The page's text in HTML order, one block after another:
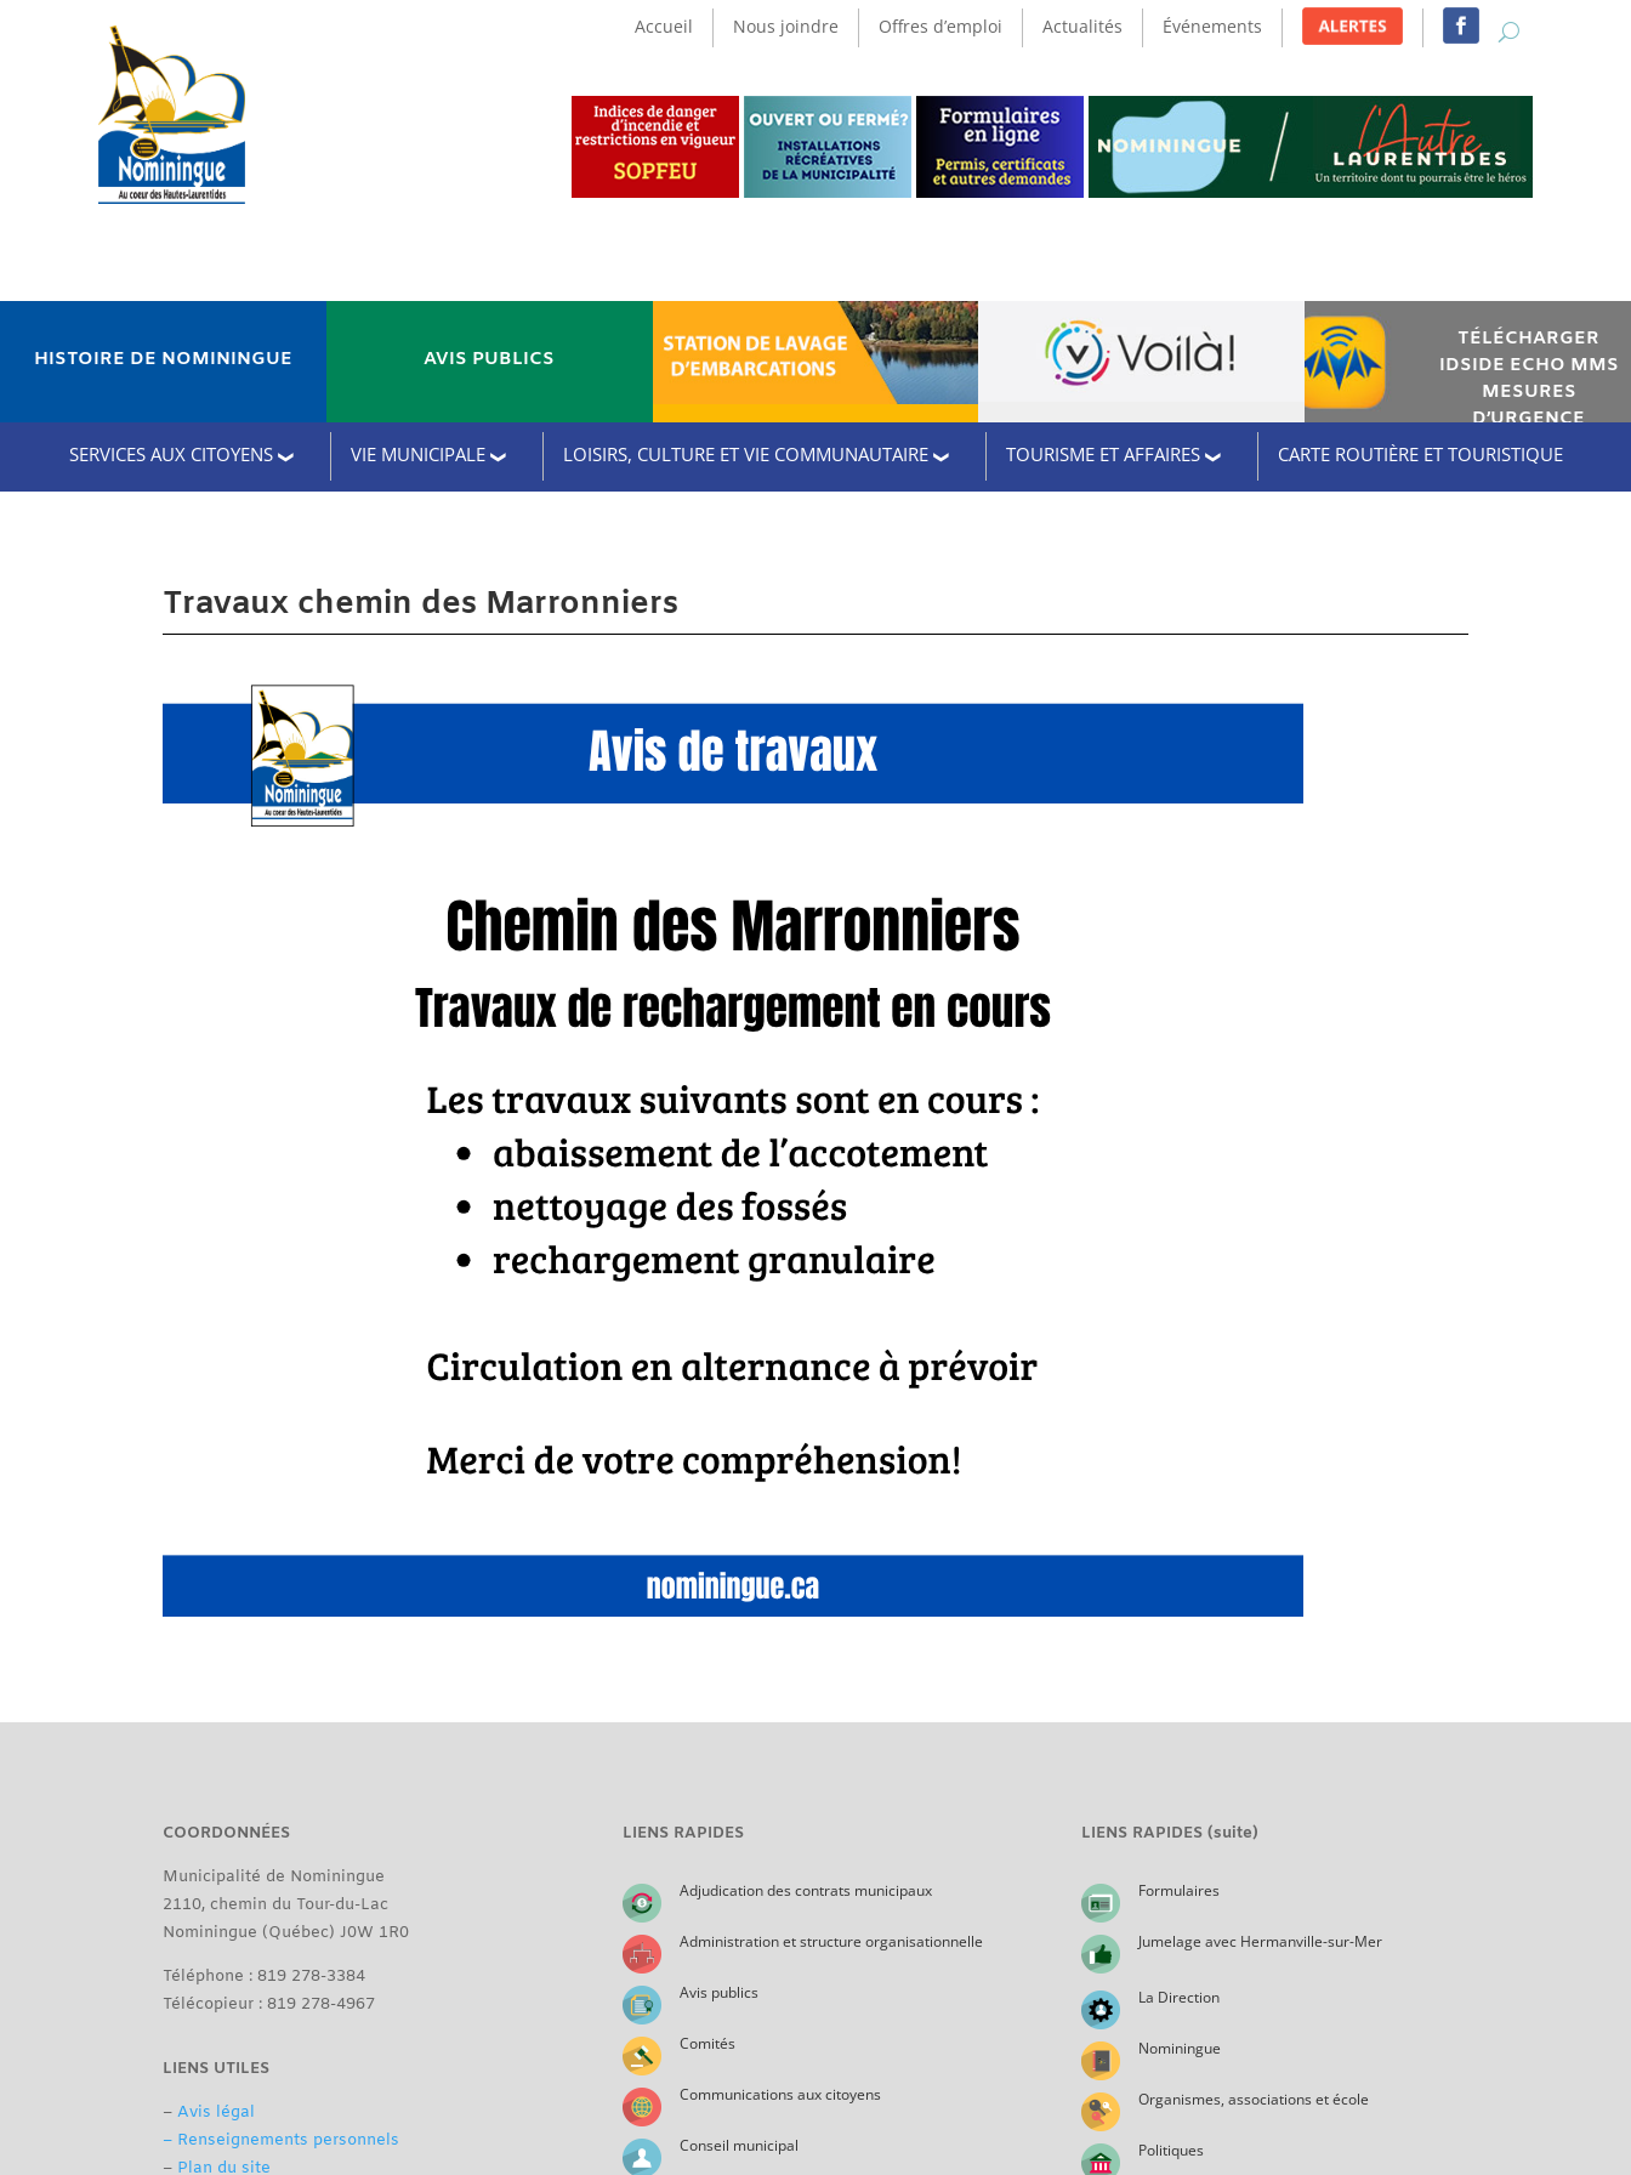
Accueil Nous joindre Offres d’emploi Actualités Événements
HISTOIRE DE NOMININGUE AVIS PUBLICS
TÉLÉCHARGER
IDSIDE ECHO MMS
MESURES
D’URGENCE
SERVICES AUX CITOYENS
VIE MUNICIPALE LOISIRS, CULTURE ET VIE COMMUNAUTAIRE TOURISME ET AFFAIRES CARTE ROUTIÈRE ET TOURISTIQUE
Travaux chemin des Marronniers
COORDONNÉES
Municipalité de Nominingue
2110, chemin du Tour-du-Lac
Nominingue (Québec) J0W 1R0
Téléphone : 819 278-3384
Télécopieur : 819 278-4967
LIENS UTILES
–Avis légal
– Renseignements personnels
– Plan du site
LIENS RAPIDES
Adjudication des contrats municipaux
Administration et structure organisationnelle
Avis publics
Comités
Communications aux citoyens
Conseil municipal
LIENS RAPIDES (suite)
Formulaires
Jumelage avec Hermanville-sur-Mer
La Direction
Nominingue
Organismes, associations et école
Politiques